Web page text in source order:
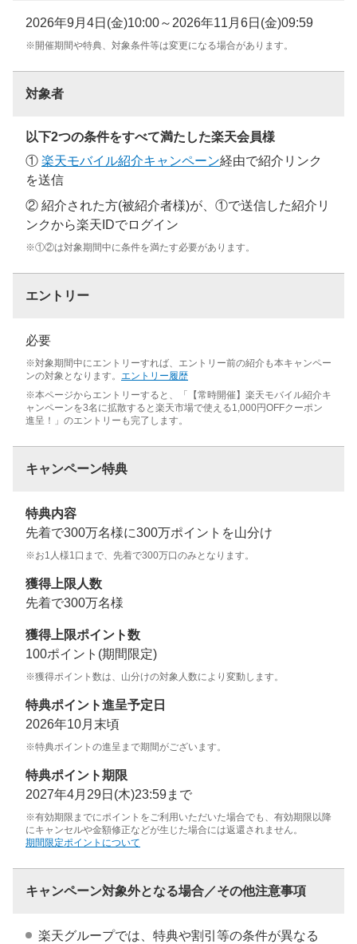
2026年9月4日(金)10:00～2026年11月6日(金)09:59
※開催期間や特典、対象条件等は変更になる場合があります。
対象者
以下2つの条件をすべて満たした楽天会員様
① 楽天モバイル紹介キャンペーン経由で紹介リンク
を送信
② 紹介された方(被紹介者様)が、①で送信した紹介リ
ンクから楽天IDでログイン
※①②は対象期間中に条件を満たす必要があります。
エントリー
必要
※対象期間中にエントリーすれば、エントリー前の紹介も本キャンペー
ンの対象となります。 エントリー履歴
※本ページからエントリーすると、「【常時開催】楽天モバイル紹介キ
ャンペーンを3名に拡散すると楽天市場で使える1,000円OFFクーポン
進呈！」のエントリーも完了します。
キャンペーン特典
特典内容
先着で300万名様に300万ポイントを山分け
※お1人様1口まで、先着で300万口のみとなります。
獲得上限人数
先着で300万名様
獲得上限ポイント数
100ポイント(期間限定)
※獲得ポイント数は、山分けの対象人数により変動します。
特典ポイント進呈予定日
2026年10月末頃
※特典ポイントの進呈まで期間がございます。
特典ポイント期限
2027年4月29日(木)23:59まで
※有効期限までにポイントをご利用いただいた場合でも、有効期限以降
にキャンセルや金額修正などが生じた場合には返還されません。
期間限定ポイントについて
キャンペーン対象外となる場合／その他注意事項
楽天グループでは、特典や割引等の条件が異なる